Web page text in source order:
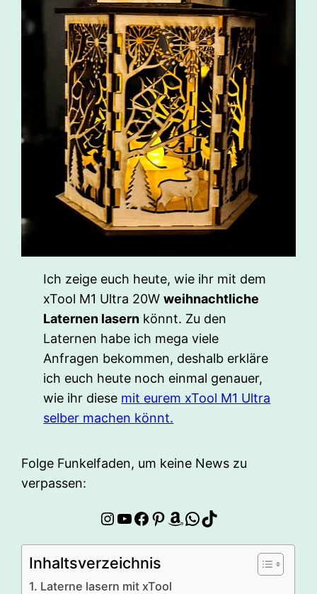
Ich zeige euch heute, wie ihr mit dem
xTool M1 Ultra 20Wweihnachtliche
Laternen lasern könnt. Zu den
Laternen habe ich mega viele
Anfragen bekommen, deshalb erkläre
ich euch heute noch einmal genauer,
wie ihr diese mit eurem xTool M1 Ultra
selber machen könnt.
Folge Funkelfaden, um keine News zu
verpassen:
Instagram
YouTube
Facebook
Pinterest
Amazon
WhatsApp
TikTok
Inhaltsverzeichnis
Laterne lasern mit xTool